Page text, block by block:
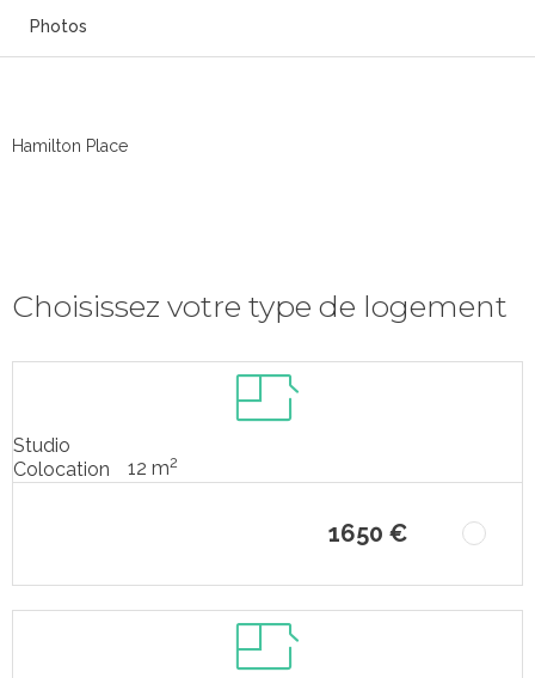
Photos
Hamilton Place
Choisissez votre type de logement
Studio
Colocation
12 m2
1650 €